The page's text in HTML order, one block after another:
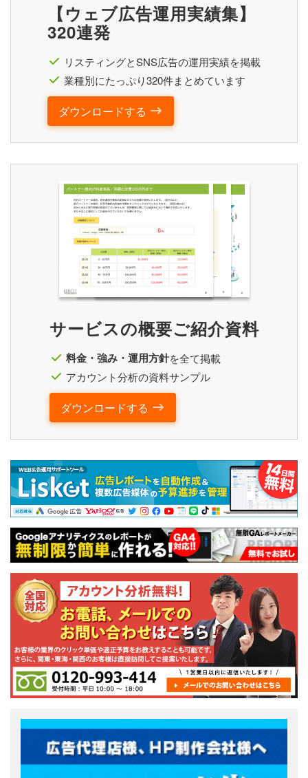
【ウェブ広告運用実績集】
320連発
リスティングとSNS広告の運用実績を掲載
業種別にたっぷり320件まとめています
ダウンロードする
サービスの概要ご紹介資料
料金・強み・運用方針を全て掲載
アカウント分析の資料サンプル
ダウンロードする